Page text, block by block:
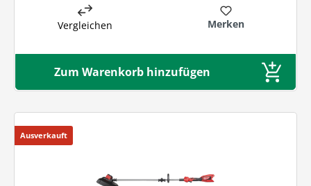
Vergleichen Merken
Zum Warenkorb hinzufügen
Ausverkauft